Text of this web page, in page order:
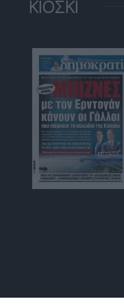
ΚΙΟΣΚΙ